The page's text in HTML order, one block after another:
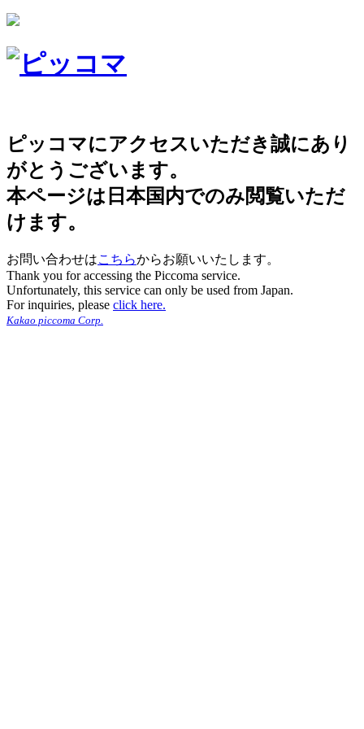
ピッコマにアクセスいただき誠にあり
がとうございます。
本ページは日本国内でのみ閲覧いただ
けます。
お問い合わせはこちらからお願いいたします。
Thank you for accessing the Piccoma service.
Unfortunately, this service can only be used from Japan.
For inquiries, please click here.
Kakao piccoma Corp.